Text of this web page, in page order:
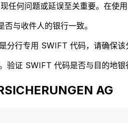
任何问题或延误至关重要。在使
与收件人的银行一致。
分行专用 SWIFT 代码，请确保该
验证 SWIFT 代码是否与目的地银
AG